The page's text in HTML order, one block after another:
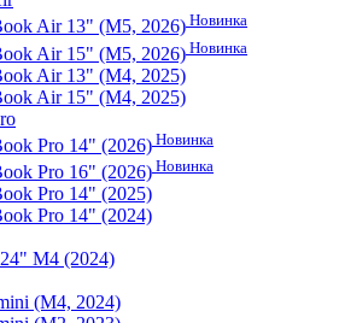
Air 13" (M5, 2026) Новинка
Air 15" (M5, 2026) Новинка
Air 13" (M4, 2025)
Air 15" (M4, 2025)
Pro 14" (2026) Новинка
Pro 16" (2026) Новинка
Pro 14" (2025)
Pro 14" (2024)
M4 (2024)
(M4, 2024)